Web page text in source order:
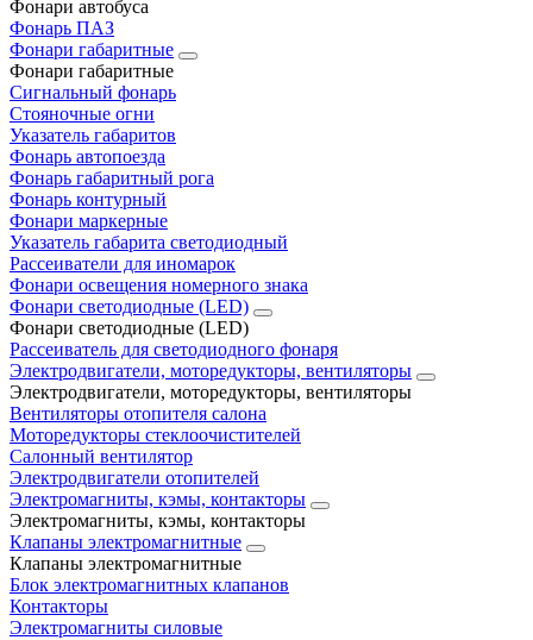
Фонари автобуса
Фонарь ПАЗ
Фонари габаритные
Фонари габаритные
Сигнальный фонарь
Стояночные огни
Указатель габаритов
Фонарь автопоезда
Фонарь габаритный рога
Фонарь контурный
Фонари маркерные
Указатель габарита светодиодный
Рассеиватели для иномарок
Фонари освещения номерного знака
Фонари светодиодные (LED)
Фонари светодиодные (LED)
Рассеиватель для светодиодного фонаря
Электродвигатели, моторедукторы, вентиляторы
Электродвигатели, моторедукторы, вентиляторы
Вентиляторы отопителя салона
Моторедукторы стеклоочистителей
Салонный вентилятор
Электродвигатели отопителей
Электромагниты, кэмы, контакторы
Электромагниты, кэмы, контакторы
Клапаны электромагнитные
Клапаны электромагнитные
Блок электромагнитных клапанов
Контакторы
Электромагниты силовые